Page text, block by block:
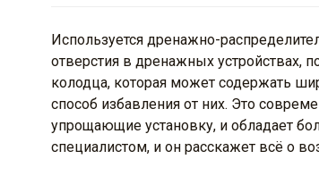
Используется дренажно-
отверстия в дренажных
колодца, которая может содержать
способ избавления от них. Это
упрощающие установку, и обладает
специалистом, и он расскажет всё о